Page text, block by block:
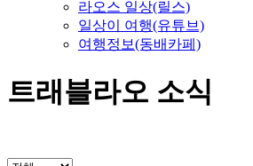
라오스 일상(릴스)
일상이 여행(유튜브)
여행정보(동배카페)
트래블라오 소식